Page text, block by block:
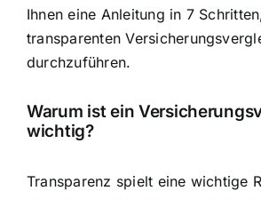
Ihnen eine Anleitung in 7
transparenten
durchzuführen.
Warum ist ein
wichtig?
Transparenz spielt eine wichtige